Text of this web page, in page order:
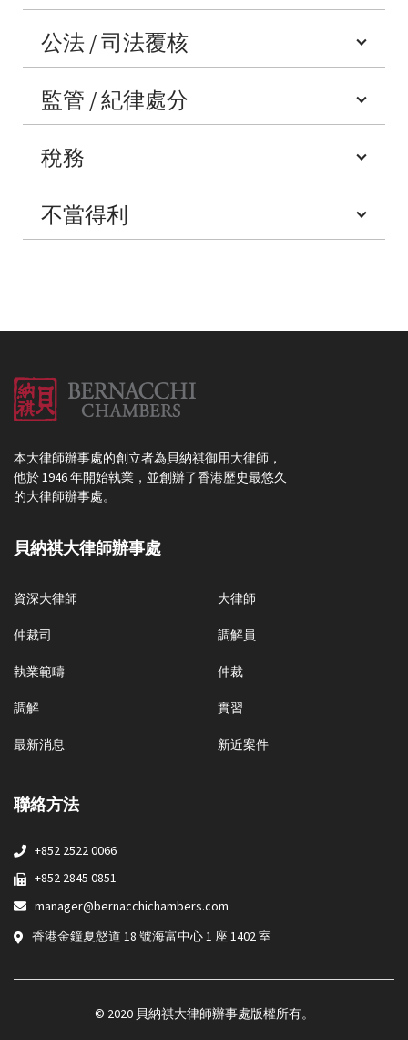
公法 / 司法覆核
監管 / 紀律處分
稅務
不當得利
本大律師辦事處的創立者為貝納祺御用大律師，
他於 1946 年開始執業，並創辦了香港歷史最悠久
的大律師辦事處。
貝納祺大律師辦事處
資深大律師 大律師
仲裁司 調解員
執業範疇 仲裁
調解 實習
最新消息 新近案件
聯絡方法
+852 2522 0066
+852 2845 0851
manager@bernacchichambers.com
香港金鐘夏慤道 18 號海富中心 1 座 1402 室
© 2020 貝納祺大律師辦事處版權所有。